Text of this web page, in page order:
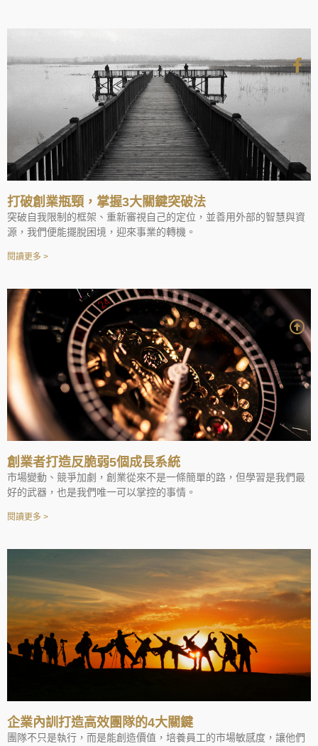
打破創業瓶頸，掌握3大關鍵突破法
突破自我限制的框架、重新審視自己的定位，並善用外部的智慧與資
源，我們便能擺脫困境，迎來事業的轉機。
閱讀更多 >
創業者打造反脆弱5個成長系統
市場變動、競爭加劇，創業從來不是一條簡單的路，但學習是我們最
好的武器，也是我們唯一可以掌控的事情。
閱讀更多 >
企業內訓打造高效團隊的4大關鍵
團隊不只是執行，而是能創造價值，培養員工的市場敏感度，讓他們